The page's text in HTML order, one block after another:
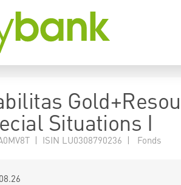
Situations I
| ISIN LU0308790236 | Fonds